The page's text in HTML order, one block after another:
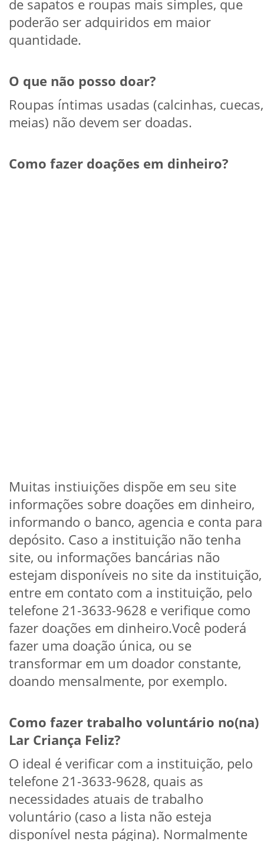
de sapatos e roupas mais simples, que
poderão ser adquiridos em maior
quantidade.
O que não posso doar?
Roupas íntimas usadas (calcinhas, cuecas,
meias) não devem ser doadas.
Como fazer doações em dinheiro?
Muitas instiuições dispõe em seu site
informações sobre doações em dinheiro,
informando o banco, agencia e conta para
depósito. Caso a instituição não tenha
site, ou informações bancárias não
estejam disponíveis no site da instituição,
entre em contato com a instituição, pelo
telefone 21-3633-9628 e verifique como
fazer doações em dinheiro.Você poderá
fazer uma doação única, ou se
transformar em um doador constante,
doando mensalmente, por exemplo.
Como fazer trabalho voluntário no(na)
Lar Criança Feliz?
O ideal é verificar com a instituição, pelo
telefone 21-3633-9628, quais as
necessidades atuais de trabalho
voluntário (caso a lista não esteja
disponível nesta página). Normalmente